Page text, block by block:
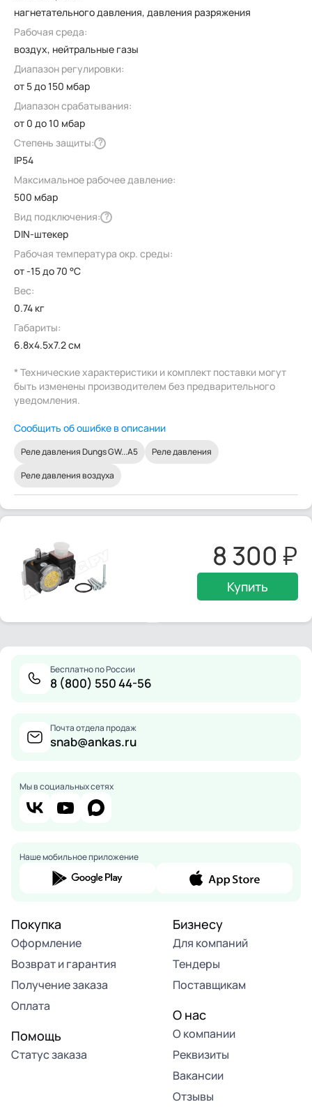
нагнетательного давления, давления разряжения
Рабочая среда:
воздух, нейтральные газы
Диапазон регулировки:
от 5 до 150 мбар
Диапазон срабатывания:
от 0 до 10 мбар
Степень защиты: ?
IP54
Максимальное рабочее давление:
500 мбар
Вид подключения: ?
DIN-штекер
Рабочая температура окр. среды:
от -15 до 70 °C
Вес:
0.74 кг
Габариты:
6.8x4.5x7.2 см
* Технические характеристики и комплект поставки могут
быть изменены производителем без предварительного
уведомления.
Сообщить об ошибке в описании
Реле давления Dungs GW...A5
Реле давления
Реле давления воздуха
8 300
Купить
Бесплатно по России
8 (800) 550 44-56
Почта отдела продаж
snab@ankas.ru
Мы в социальных сетях
Наше мобильное приложение
Покупка
Оформление
Возврат и гарантия
Получение заказа
Оплата
Помощь
Статус заказа
Бизнесу
Для компаний
Тендеры
Поставщикам
О нас
О компании
Реквизиты
Вакансии
Отзывы